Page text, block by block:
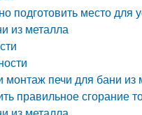
подготовить место для
из металла
монтаж печи для бани из
правильное сгорание